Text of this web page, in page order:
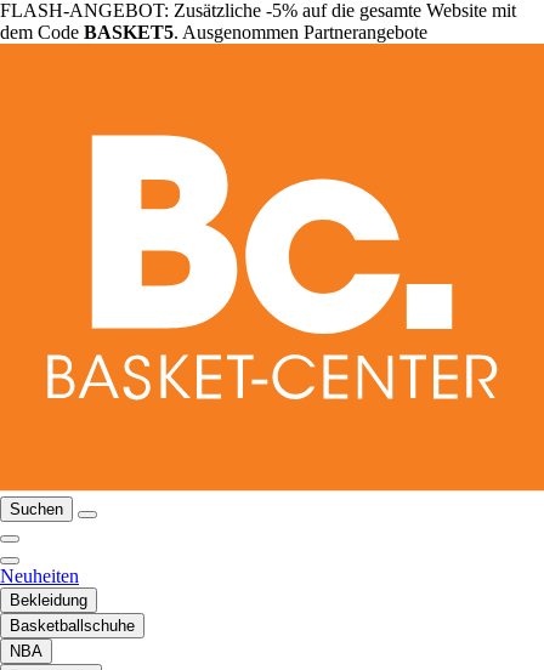
FLASH-ANGEBOT: Zusätzliche -5% auf die gesamte Website mit
dem Code BASKET5. Ausgenommen Partnerangebote
Suchen
Neuheiten
Bekleidung
Basketballschuhe
NBA